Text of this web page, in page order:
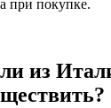
при покупке.
из